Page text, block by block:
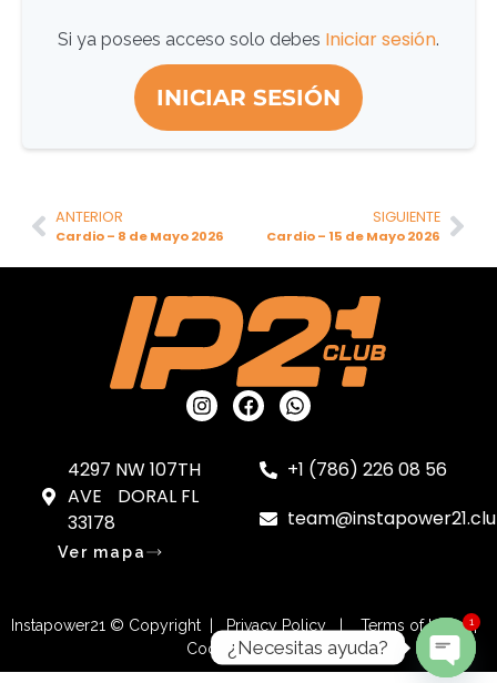
Si ya posees acceso solo debes Iniciar sesión.
INICIAR SESIÓN
ANTERIOR
Cardio – 8 de Mayo 2026
SIGUIENTE
Cardio – 15 de Mayo 2026
4297 NW 107TH
AVE DORAL FL
33178
Ver mapa
+1 (786) 226 08 56
Instapower21 © Copyright | Privacy Policy | Terms of Use |
Cookies Settings
¿Necesitas ayuda?
1